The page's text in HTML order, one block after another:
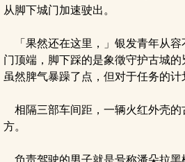
从脚下城门加速驶出。
「果然还在这里，」银发青年从容
门顶端，脚下踩的是象徵守护古城
虽然脾气暴躁了点，但对于任务的计
相隔三部车间距，一辆火红外壳的
方。
负责驾驶的男子就是号称潘朵拉黑